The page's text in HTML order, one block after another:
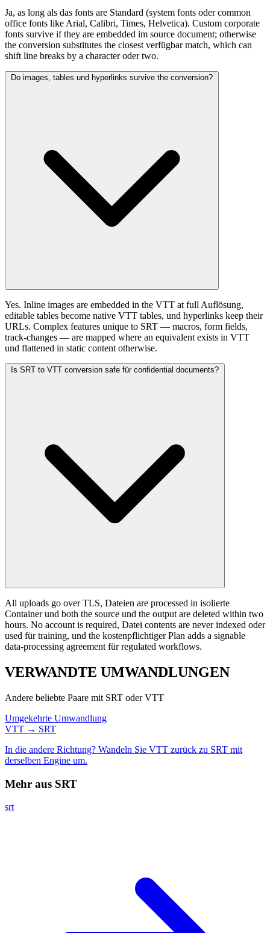
Ja, as long als das fonts are Standard (system fonts oder common
office fonts like Arial, Calibri, Times, Helvetica). Custom corporate
fonts survive if they are embedded im source document; otherwise
the conversion substitutes the closest verfügbar match, which can
shift line breaks by a character oder two.
Do images, tables und hyperlinks survive the conversion?
Yes. Inline images are embedded in the VTT at full Auflösung,
editable tables become native VTT tables, und hyperlinks keep their
URLs. Complex features unique to SRT — macros, form fields,
track-changes — are mapped where an equivalent exists in VTT
und flattened in static content otherwise.
Is SRT to VTT conversion safe für confidential documents?
All uploads go over TLS, Dateien are processed in isolierte
Container und both the source und the output are deleted within two
hours. No account is required, Datei contents are never indexed oder
used für training, und the kostenpflichtiger Plan adds a signable
data-processing agreement für regulated workflows.
VERWANDTE UMWANDLUNGEN
Andere beliebte Paare mit SRT oder VTT
Umgekehrte Umwandlung
VTT → SRT
In die andere Richtung? Wandeln Sie VTT zurück zu SRT mit
derselben Engine um.
Mehr aus SRT
srt